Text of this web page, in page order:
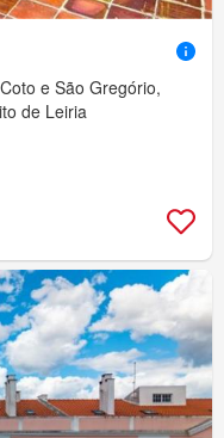
e São Gregório,
de Leiria